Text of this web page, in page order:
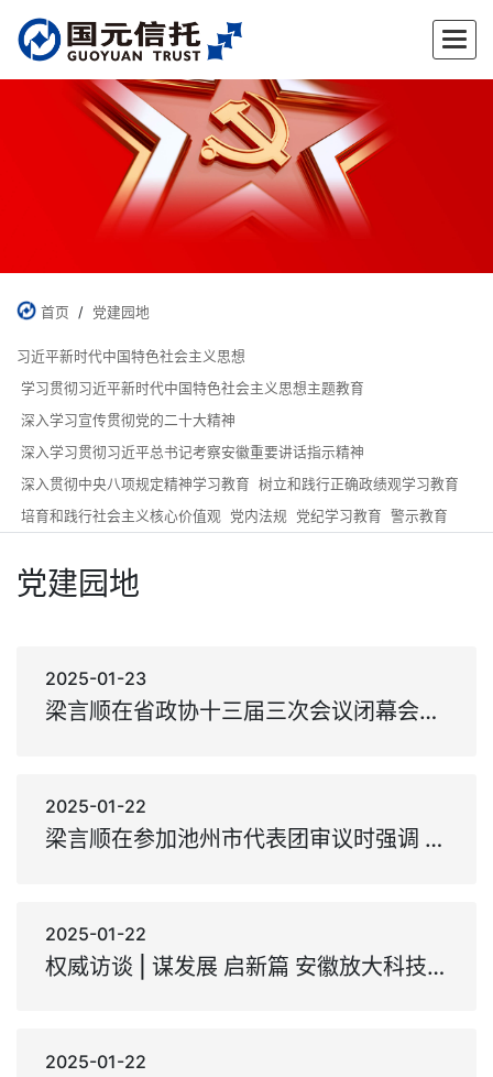
首页 / 党建园地
习近平新时代中国特色社会主义思想
学习贯彻习近平新时代中国特色社会主义思想主题教育
深入学习宣传贯彻党的二十大精神
深入学习贯彻习近平总书记考察安徽重要讲话指示精神
深入贯彻中央八项规定精神学习教育 树立和践行正确政绩观学习教育
培育和践行社会主义核心价值观
党内法规 党纪学习教育 警示教育
党建园地
2025-01-23
梁言顺在省政协十三届三次会议闭幕会上的讲话
2025-01-22
梁言顺在参加池州市代表团审议时强调 放大优势拉高标杆乘势而上 在推动高质量发展上创先争优
2025-01-22
权威访谈 | 谋发展 启新篇 安徽放大科技创新优势 构建现代化产业体系 ——访安徽省委书记梁言顺
2025-01-22